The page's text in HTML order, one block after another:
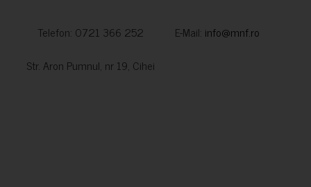
Telefon: 0721 366 252 E-Mail: info@mnf.ro
Str. Aron Pumnul, nr 19, Cihei